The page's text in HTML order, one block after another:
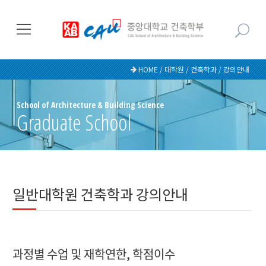
HOME / 대학원 / 건축학과 / 강의안내
School of Architecture & Building Science
Graduate School
일반대학원 건축학과 강의안내
과정별 수업 및 재학연한, 학점이수